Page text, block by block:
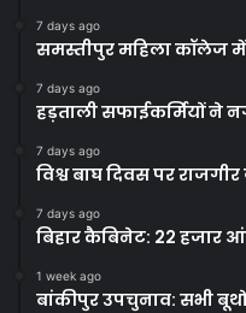
7 days ago
समस्तीपुर महिला कॉलेज में
7 days ago
हड़ताली सफाईकर्मियों ने
7 days ago
विश्व बाघ दिवस पर
7 days ago
बिहार कैबिनेट: 22 हजार
1 week ago
बांकीपुर उपचुनाव: सभी